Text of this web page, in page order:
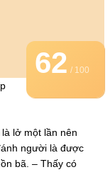
62/ 100
lở một lần nên
người là được
bã. – Thấy có